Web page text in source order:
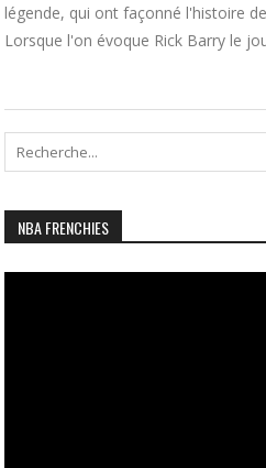
légende, qui ont façonné l'histoire
Lorsque l'on évoque Rick Barry le
NBA FRENCHIES